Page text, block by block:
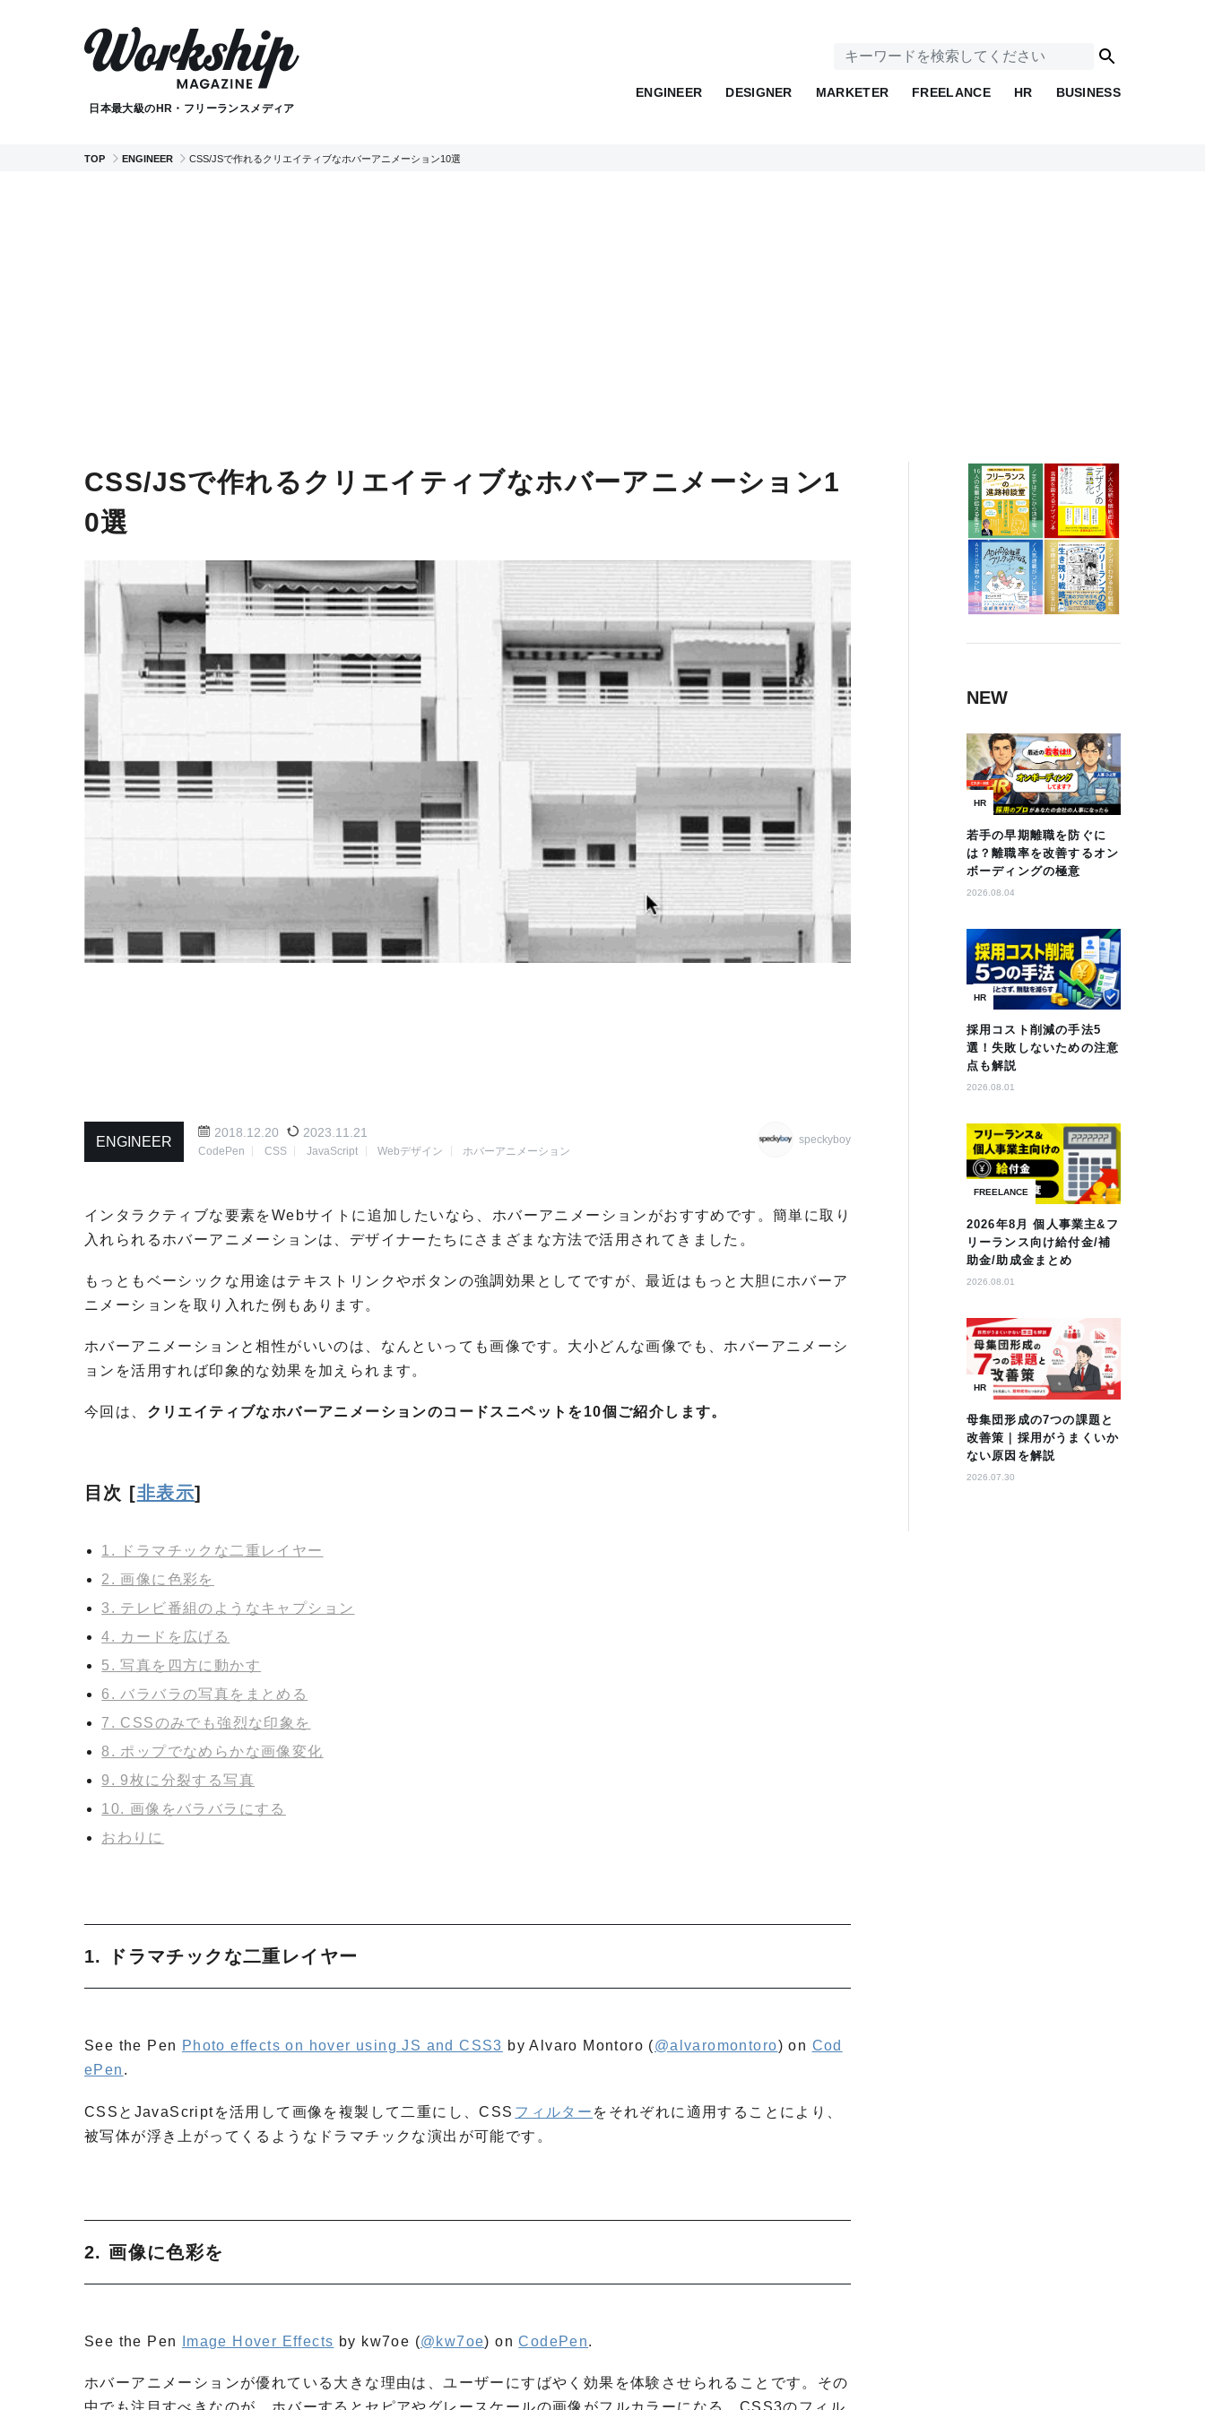
日本最大級のHR・フリーランスメディア
ENGINEER DESIGNER MARKETER FREELANCE HR BUSINESS
TOP ENGINEER CSS/JSで作れるクリエイティブなホバーアニメーション10選
CSS/JSで作れるクリエイティブなホバーアニメーション1
0選
ENGINEER speckyboy
2018.12.20 2023.11.21
CodePen CSS JavaScript Webデザイン ホバーアニメーション
インタラクティブな要素をWebサイトに追加したいなら、ホバーアニメーションがおすすめです。簡単に取り
入れられるホバーアニメーションは、デザイナーたちにさまざまな方法で活用されてきました。
もっともベーシックな用途はテキストリンクやボタンの強調効果としてですが、最近はもっと大胆にホバーア
ニメーションを取り入れた例もあります。
ホバーアニメーションと相性がいいのは、なんといっても画像です。大小どんな画像でも、ホバーアニメーシ
ョンを活用すれば印象的な効果を加えられます。
今回は、 クリエイティブなホバーアニメーションのコードスニペットを10個ご紹介します。
目次 [非表示]
1. ドラマチックな二重レイヤー
2. 画像に色彩を
3. テレビ番組のようなキャプション
4. カードを広げる
5. 写真を四方に動かす
6. バラバラの写真をまとめる
7. CSSのみでも強烈な印象を
8. ポップでなめらかな画像変化
9. 9枚に分裂する写真
10. 画像をバラバラにする
おわりに
1. ドラマチックな二重レイヤー
See the Pen Photo effects on hover using JS and CSS3 by Alvaro Montoro (@alvaromontoro) on Cod
ePen .
CSSとJavaScriptを活用して画像を複製して二重にし、CSS フィルター をそれぞれに適用することにより、
被写体が浮き上がってくるようなドラマチックな演出が可能です。
2. 画像に色彩を
See the Pen Image Hover Effects by kw7oe (@kw7oe) onCodePen.
ホバーアニメーションが優れている大きな理由は、ユーザーにすばやく効果を体験させられることです。その
中でも注目すべきなのが、ホバーするとセピアやグレースケールの画像がフルカラーになる、CSS3のフィル
NEW
HR
若手の早期離職を防ぐに
は？離職率を改善するオン
ボーディングの極意
2026.08.04
HR
採用コスト削減の手法5
選！失敗しないための注意
点も解説
2026.08.01
FREELANCE
2026年8月 個人事業主&フ
リーランス向け給付金/補
助金/助成金まとめ
2026.08.01
HR
母集団形成の7つの課題と
改善策｜採用がうまくいか
ない原因を解説
2026.07.30